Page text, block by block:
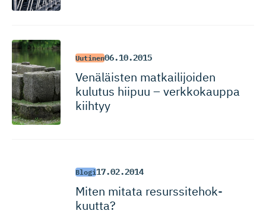
Uutinen06.10.2015
Venäläisten matkailijoiden
kulutus hiipuu – verkkokauppa
kiihtyy
Blogi17.02.2014
Miten mitata resurssite­hok­
kuutta?